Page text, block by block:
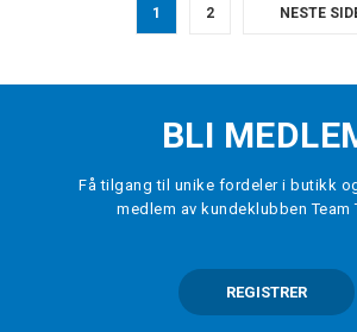
1 2 NESTE
BLI
Få tilgang til unike fordeler i butikk
medlem av kundeklubben Team
REGISTRER